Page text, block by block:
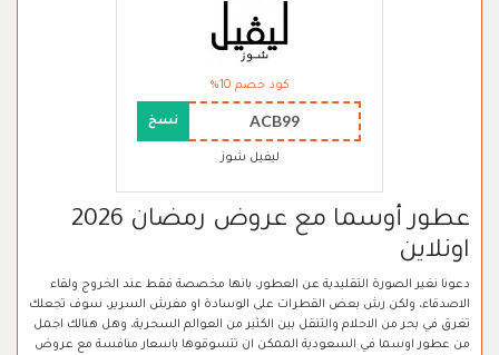
كود خصم 10%
ACB99 نسخ
ليفيل شوز
عطور أوسما مع عروض رمضان 2026
اونلاين
دعونا نغير الصورة التقليدية عن العطور، بانها مخصصة فقط عند الخروج ولقاء
الاصدقاء، ولكن رش بعض القطرات على الوسادة او مفرش السرير، سوف تجعلك
تغرق في بحر من الاحلام والتنقل بين الكثير من العوالم السحرية، وهل هنالك اجمل
من عطور اوسما في السعودية الممكن ان تتسوقوها باسعار منافسة مع عروض